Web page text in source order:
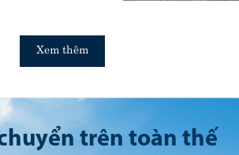
Xem thêm
trên toàn thế